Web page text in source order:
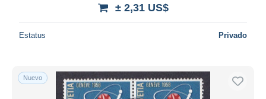
± 2,31 US$
Estatus Privado
Nuevo